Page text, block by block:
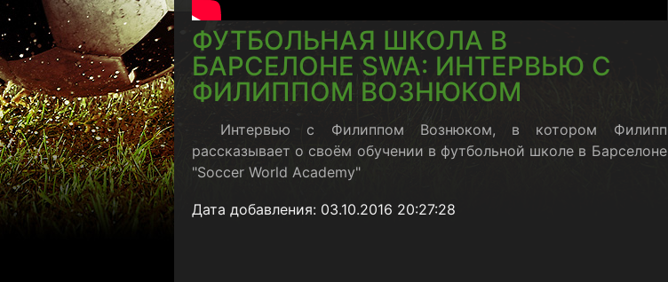
ФУТБОЛЬНАЯ ШКОЛА В
БАРСЕЛОНЕ SWA: ИНТЕРВЬЮ С
ФИЛИППОМ ВОЗНЮКОМ
Интервью с Филиппом Вознюком, в котором Филипп
рассказывает о своём обучении в футбольной школе в Барселоне
"Soccer World Academy"
Дата добавления: 03.10.2016 20:27:28